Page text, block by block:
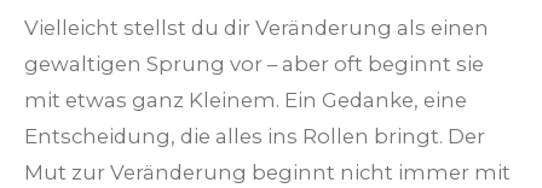
Vielleicht stellst du dir Veränderung als einen
gewaltigen Sprung vor – aber oft beginnt sie
mit etwas ganz Kleinem. Ein Gedanke, eine
Entscheidung, die alles ins Rollen bringt. Der
Mut zur Veränderung beginnt nicht immer mit